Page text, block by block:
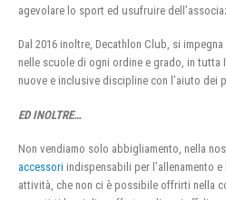
agevolare lo sport ed usufruire
Dal 2016 inoltre, Decathlon Club, si
nelle scuole di ogni ordine e grado, in tutta
nuove e inclusive discipline con l’aiuto dei
ED INOLTRE…
Non vendiamo solo abbigliamento, nella
accessori indispensabili per l’allenamento
attività, che non ci è possibile offrirti nella